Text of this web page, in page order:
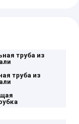
труба из
труба из